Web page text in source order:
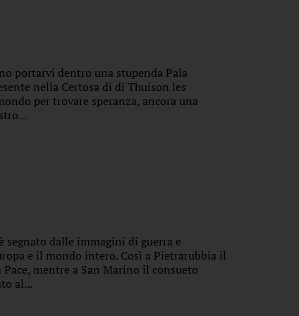
portarvi dentro una stupenda Pala
nella Certosa di di Thuison les
per trovare speranza, ancora una
segnato dalle immagini di guerra e
e il mondo intero. Così a Pietrarubbia il
mentre a San Marino il consueto
al...